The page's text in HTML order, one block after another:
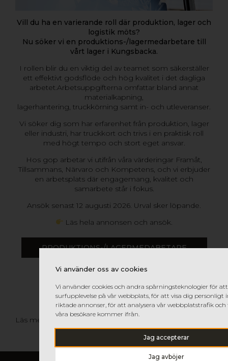
Vi använder oss av cookies
Vi använder cookies och andra spårningsteknologier för
surfupplevelse på vår webbplats, för att visa dig personligt
riktade annonser, för att analysera vår webbplatstrafik
våra besökare kommer ifrån.
Jag accepterar
Jag avböjer
Vill du ha en varierande roll där produktion, lager och
logistik möts?
Nu söker vi en produktions-/lagermedarbetare till
vårt lager i Kungsbacka.
I rollen blir du en viktig del av teamet som säkerställer
ett effektivt godsflöde och hög kvalitet i det dagliga
arbetet.Arbetsuppgifterna omfattar bland annat
materialkapning,
lagerhantering, truckkörning samt in- och utleveranser.
Vi söker dig som har erfarenhet från produktion, lager
eller industri, har truckkort och trivs i en praktisk roll
med högt tempo och stort eget ansvar.
Hos gop arbetar vi utifrån våra värderingar Framåt,
Tillsammans, Närvaro och Kompetens, och vi erbjuder
en arbetsplats där engagemang, kvalitet och
samarbete står i fokus.
Ansök senast 12 augusti 2026. Urval sker löpande.
Läs hela annonsen och ansök.
PRODUKTIONS-/LAGERMEDABETARE
Läs mer och ansök på länken nedan.